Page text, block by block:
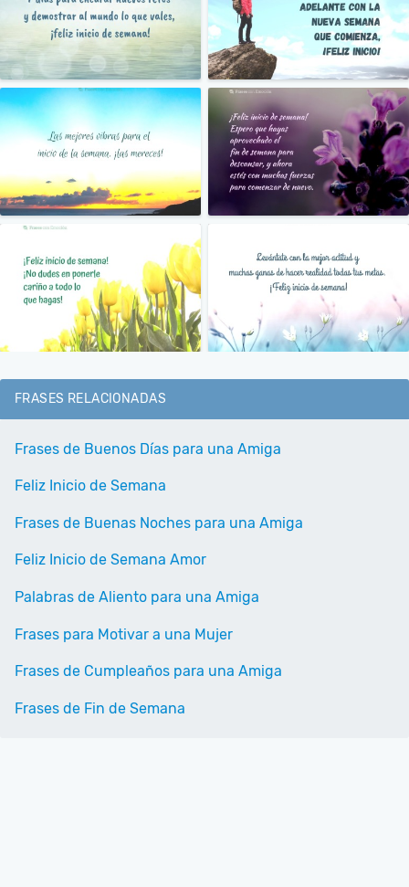
FRASES RELACIONADAS
Frases de Buenos Días para una Amiga
Feliz Inicio de Semana
Frases de Buenas Noches para una Amiga
Feliz Inicio de Semana Amor
Palabras de Aliento para una Amiga
Frases para Motivar a una Mujer
Frases de Cumpleaños para una Amiga
Frases de Fin de Semana